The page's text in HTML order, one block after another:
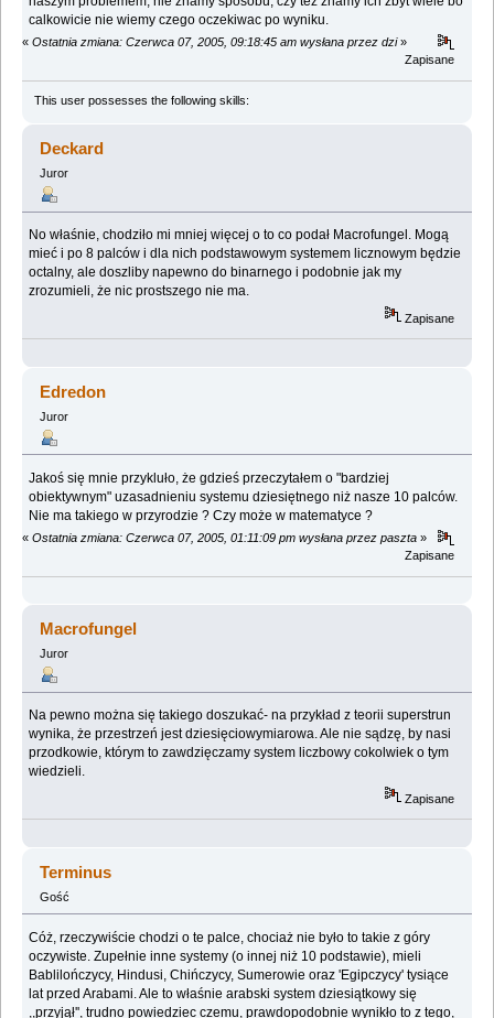
calkowicie nie wiemy czego oczekiwac po wyniku.
« Ostatnia zmiana: Czerwca 07, 2005, 09:18:45 am wysłana przez dzi»
Zapisane
This user possesses the following skills:
Deckard
Juror
No właśnie, chodziło mi mniej więcej o to co podał Macrofungel. Mogą
mieć i po 8 palców i dla nich podstawowym systemem licznowym będzie
octalny, ale doszliby napewno do binarnego i podobnie jak my
zrozumieli, że nic prostszego nie ma.
Zapisane
Edredon
Juror
Jakoś się mnie przykluło, że gdzieś przeczytałem o "bardziej
obiektywnym" uzasadnieniu systemu dziesiętnego niż nasze 10 palców.
Nie ma takiego w przyrodzie ? Czy może w matematyce ?
« Ostatnia zmiana: Czerwca 07, 2005, 01:11:09 pm wysłana przez paszta »
Zapisane
Macrofungel
Juror
Na pewno można się takiego doszukać- na przykład z teorii superstrun
wynika, że przestrzeń jest dziesięciowymiarowa. Ale nie sądzę, by nasi
przodkowie, którym to zawdzięczamy system liczbowy cokolwiek o tym
wiedzieli.
Zapisane
Terminus
Gość
Cóż, rzeczywiście chodzi o te palce, chociaż nie było to takie z góry
oczywiste. Zupełnie inne systemy (o innej niż 10 podstawie), mieli
Bablilończycy, Hindusi, Chińczycy, Sumerowie oraz 'Egipczycy' tysiące
lat przed Arabami. Ale to właśnie arabski system dziesiątkowy się
,,przyjął'', trudno powiedziec czemu, prawdopodobnie wynikło to z tego,